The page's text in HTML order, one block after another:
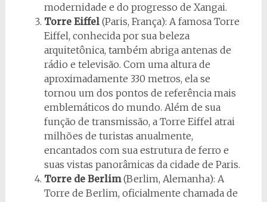
modernidade e do progresso de Xangai.
Torre Eiffel(Paris, França): A famosa Torre
Eiffel, conhecida por sua beleza
arquitetônica, também abriga antenas de
rádio e televisão. Com uma altura de
aproximadamente 330 metros, ela se
tornou um dos pontos de referência mais
emblemáticos do mundo. Além de sua
função de transmissão, a Torre Eiffel atrai
milhões de turistas anualmente,
encantados com sua estrutura de ferro e
suas vistas panorâmicas da cidade de Paris.
Torre de Berlim(Berlim, Alemanha): A
Torre de Berlim, oficialmente chamada de